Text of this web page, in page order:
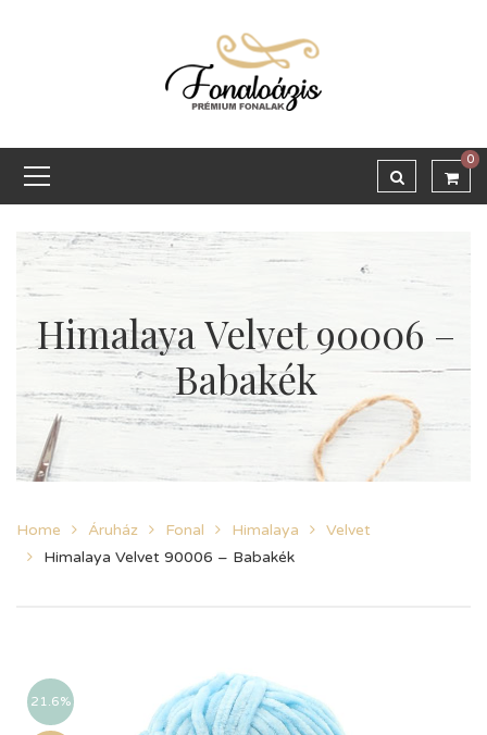
0
Himalaya Velvet 90006 –
Babakék
Home Áruház Fonal Himalaya
Velvet
Himalaya Velvet 90006 – Babakék
21.6%